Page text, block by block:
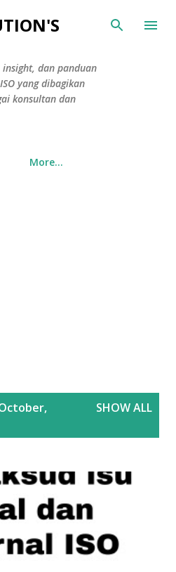
main content
dan panduan
yang dibagikan
konsultan dan
More…
SHOW ALL